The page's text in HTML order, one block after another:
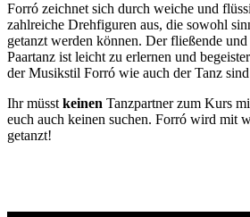
Forró zeichnet sich durch weiche und
zahlreiche Drehfiguren aus, die sowohl
getanzt werden können. Der fließende und
Paartanz ist leicht zu erlernen und
der Musikstil Forró wie auch der Tanz
Ihr müsstkeinen Tanzpartner zum Kurs
euch auch keinen suchen. Forró wird mit
getanzt!